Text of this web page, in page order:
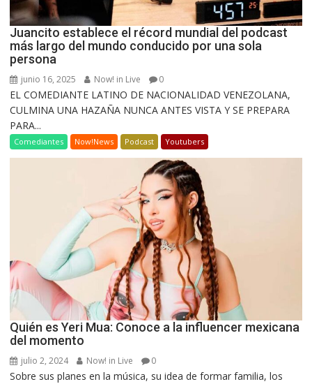
Juancito establece el récord mundial del podcast
más largo del mundo conducido por una sola
persona
junio 16, 2025 Now! in Live 0
EL COMEDIANTE LATINO DE NACIONALIDAD VENEZOLANA,
CULMINA UNA HAZAÑA NUNCA ANTES VISTA Y SE PREPARA
PARA...
Comediantes Now!News Podcast Youtubers
Quién es Yeri Mua: Conoce a la influencer mexicana
del momento
julio 2, 2024 Now! in Live 0
Sobre sus planes en la música, su idea de formar familia, los